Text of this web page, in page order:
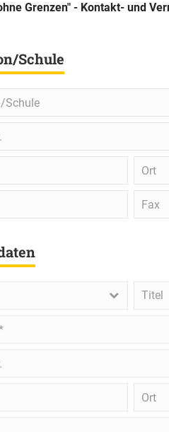
Grenzen" - Kontakt- und
Schule
Ort
Fax
Titel
Titel
Ort